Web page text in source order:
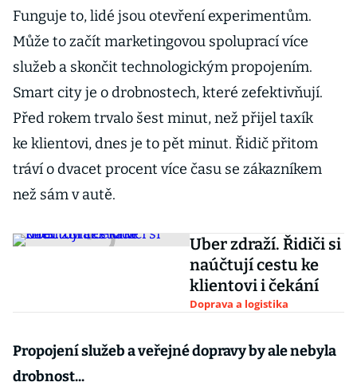
Funguje to, lidé jsou otevření experimentům.
Může to začít marketingovou spoluprací více
služeb a skončit technologickým propojením.
Smart city je o drobnostech, které zefektivňují.
Před rokem trvalo šest minut, než přijel taxík
ke klientovi, dnes je to pět minut. Řidič přitom
tráví o dvacet procent více času se zákazníkem
než sám v autě.
Uber zdraží. Řidiči si
naúčtují cestu ke
klientovi i čekání
Doprava a logistika
Propojení služeb a veřejné dopravy by ale nebyla
drobnost...